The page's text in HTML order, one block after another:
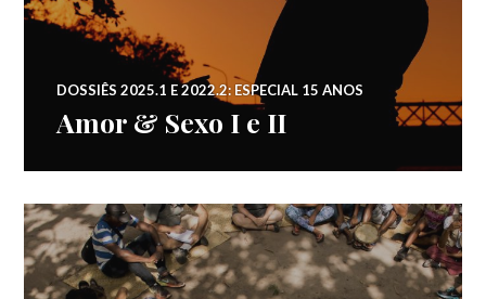
DOSSIÊS 2025.1 E 2022.2: ESPECIAL 15 ANOS
Amor & Sexo I e II